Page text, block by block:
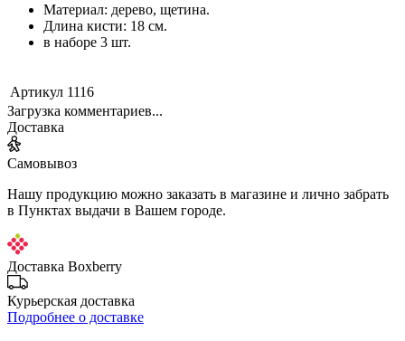
Материал: дерево, щетина.
Длина кисти: 18 см.
в наборе 3 шт.
Артикул 1116
Загрузка комментариев...
Доставка
Самовывоз
Нашу продукцию можно заказать в магазине и лично забрать
в Пунктах выдачи в Вашем городе.
Доставка Boxberry
Курьерская доставка
Подробнее о доставке